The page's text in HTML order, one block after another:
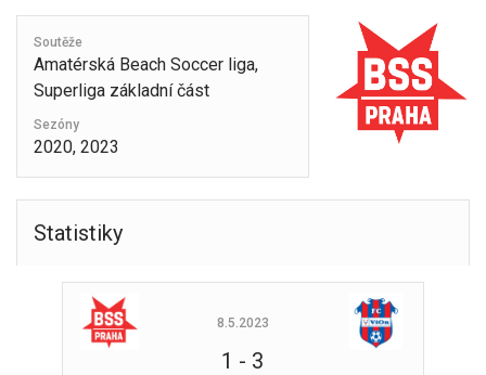
Soutěže
Amatérská Beach Soccer liga,
Superliga základní část
Sezóny
2020, 2023
Statistiky
8.5.2023
1 - 3